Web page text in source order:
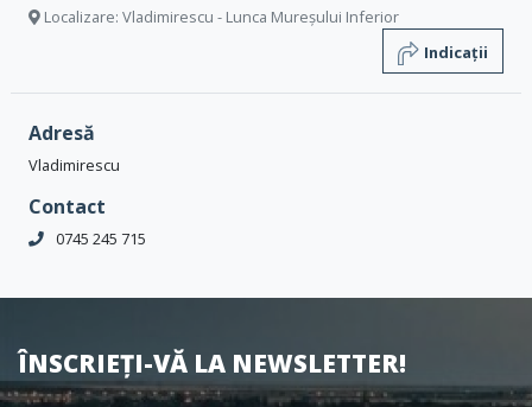
Localizare: Vladimirescu - Lunca Mureșului Inferior
Indicații
Adresă
Vladimirescu
Contact
0745 245 715
ÎNSCRIEȚI-VĂ LA NEWSLETTER!